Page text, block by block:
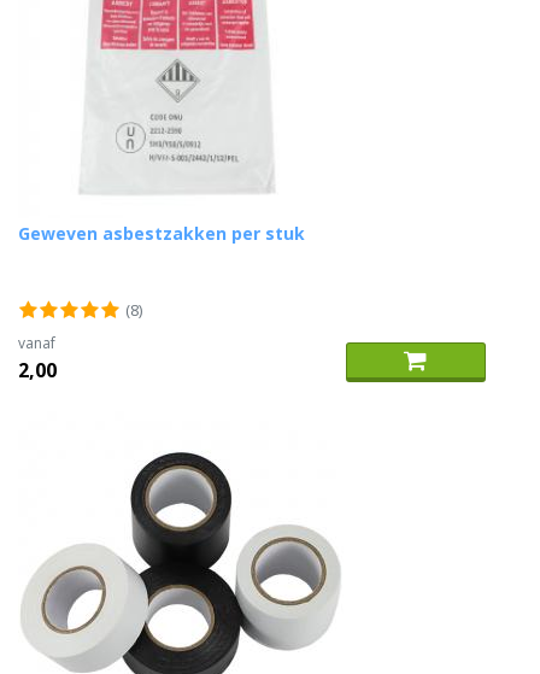
Geweven asbestzakken per stuk
(8)
vanaf
2,00